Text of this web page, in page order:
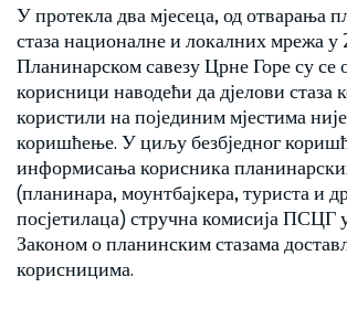
У протекла два мјесеца, од отварања
стаза националне и локалних мрежа у
Планинарском савезу Црне Горе су се
корисници наводећи да дјелови стаза
користили на појединим мјестима
коришћење. У циљу безбједног
информисања корисника
(планинара, моунтбајкера, туриста и
посјетилаца) стручна комисија ПСЦГ
Законом о планинским стазама
корисницима.